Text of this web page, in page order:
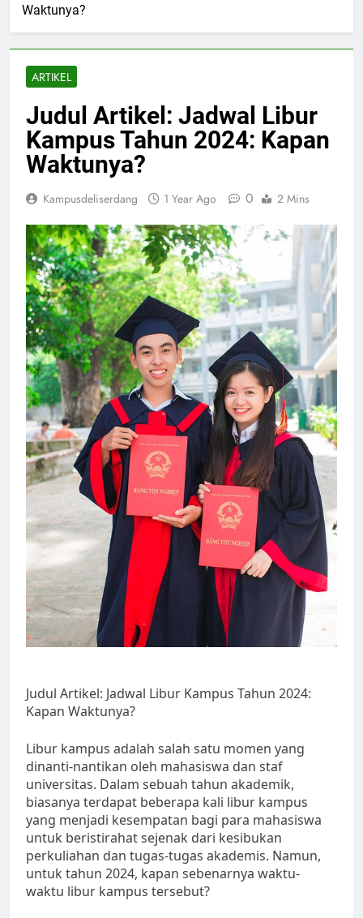
Waktunya?
ARTIKEL
Judul Artikel: Jadwal Libur
Kampus Tahun 2024: Kapan
Waktunya?
Kampusdeliserdang 1 Year Ago 0 2 Mins
Judul Artikel: Jadwal Libur Kampus Tahun 2024:
Kapan Waktunya?
Libur kampus adalah salah satu momen yang
dinanti-nantikan oleh mahasiswa dan staf
universitas. Dalam sebuah tahun akademik,
biasanya terdapat beberapa kali libur kampus
yang menjadi kesempatan bagi para mahasiswa
untuk beristirahat sejenak dari kesibukan
perkuliahan dan tugas-tugas akademis. Namun,
untuk tahun 2024, kapan sebenarnya waktu-
waktu libur kampus tersebut?